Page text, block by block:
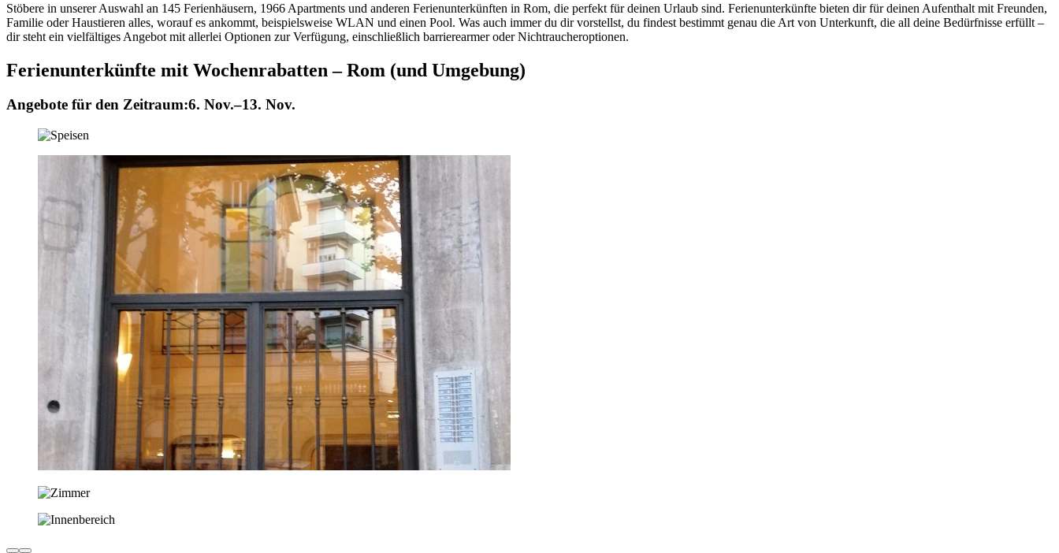
Stöbere in unserer Auswahl an 145 Ferienhäusern, 1966 Apartments und anderen Ferienunterkünften in Rom, die perfekt für deinen Urlaub sind. Ferienunterkünfte bieten dir für deinen Aufenthalt mit Freunden,
Familie oder Haustieren alles, worauf es ankommt, beispielsweise WLAN und einen Pool. Was auch immer du dir vorstellst, du findest bestimmt genau die Art von Unterkunft, die all deine Bedürfnisse erfüllt –
dir steht ein vielfältiges Angebot mit allerlei Optionen zur Verfügung, einschließlich barrierearmer oder Nichtraucheroptionen.
Ferienunterkünfte mit Wochenrabatten – Rom (und Umgebung)
Angebote für den Zeitraum:6. Nov.–13. Nov.